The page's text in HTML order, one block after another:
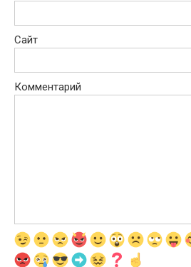
Сайт
Комментарий